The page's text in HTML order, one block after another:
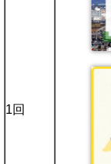
1回